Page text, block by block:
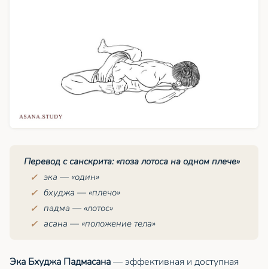
Перевод с санскрита: «поза лотоса на одном плече»
эка — «один»
бхуджа — «плечо»
падма — «лотос»
асана — «положение тела»
Эка Бхуджа Падмасана— эффективная и доступная